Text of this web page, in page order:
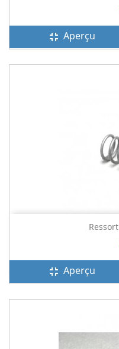
fullscreen_exit Aperçu
fullscreen_exit Aperçu